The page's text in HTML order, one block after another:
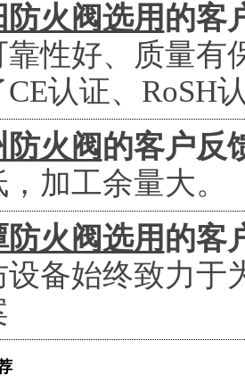
防火阀选用 的客
靠性好、质量有
认证、RoSH
火阀的客户反
加工余量大。
火阀选用 的客
备始终致力于